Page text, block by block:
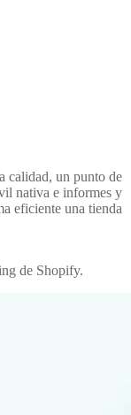
calidad, un punto de
nativa e informes y
eficiente una tienda
de Shopify.